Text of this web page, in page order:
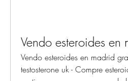
Vendo esteroides
Vendo esteroides en madrid
testosterone uk - Compre